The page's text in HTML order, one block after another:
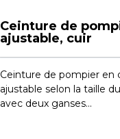
Ceinture de
ajustable, cuir
Ceinture de pompier en
ajustable selon la taille
avec deux ganses...